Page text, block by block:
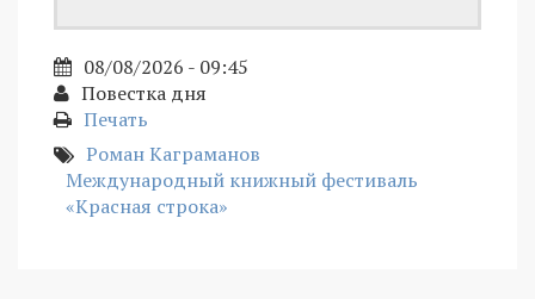
08/08/2026 - 09:45
Повестка дня
Печать
Роман Каграманов
Международный книжный фестиваль
«Красная строка»